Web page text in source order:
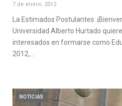
7 de enero, 2012
La Estimados Postulantes:
Universidad Alberto Hurtado
interesados en formarse como
2012,…
NOTICIAS